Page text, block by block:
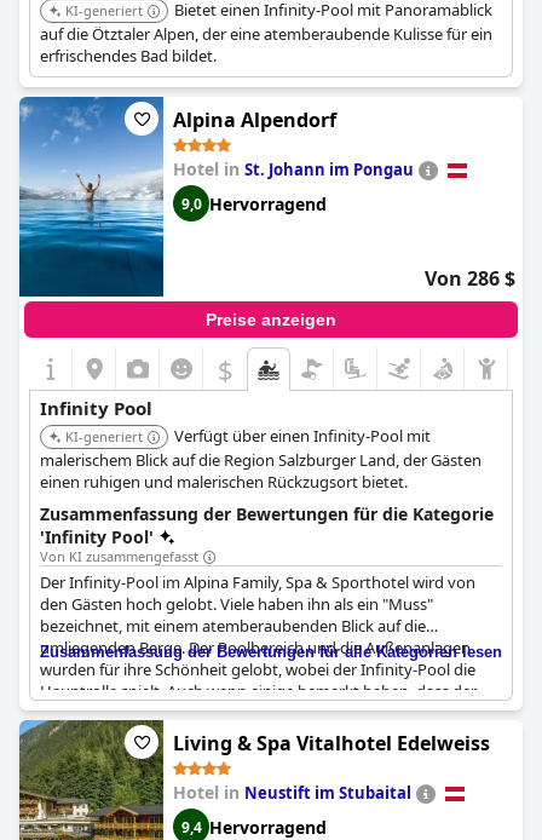
KI-generiert
Bietet einen Infinity-Pool mit Panoramablick
auf die Ötztaler Alpen, der eine atemberaubende Kulisse für ein
erfrischendes Bad bildet.
Alpina Alpendorf
Hotel in St. Johann im Pongau
9,0 Hervorragend
Von 286 $
Preise anzeigen
$
Infinity Pool
KI-generiert
Verfügt über einen Infinity-Pool mit
malerischem Blick auf die Region Salzburger Land, der Gästen
einen ruhigen und malerischen Rückzugsort bietet.
Zusammenfassung der Bewertungen für die Kategorie
'Infinity Pool'
Von KI zusammengefasst
Der Infinity-Pool im Alpina Family, Spa & Sporthotel wird von
den Gästen hoch gelobt. Viele haben ihn als ein "Muss"
bezeichnet, mit einem atemberaubenden Blick auf die
umliegenden Berge. Der Poolbereich und die Außenanlagen
wurden für ihre Schönheit gelobt, wobei der Infinity-Pool die
Hauptrolle spielt. Auch wenn einige bemerkt haben, dass der
Pool klein ist, wurde er dennoch als sehr schön bezeichnet. Die
Gäste empfehlen einen Sprung in den "Hammer"-Infinity-Pool,
der die Erwartungen übertrifft und ein Gefühl der Erfrischung
und Verjüngung vermittelt.
Zusammenfassung der Bewertungen für alle Kategorien lesen
Living & Spa Vitalhotel Edelweiss
Hotel in Neustift im Stubaital
9,4 Hervorragend